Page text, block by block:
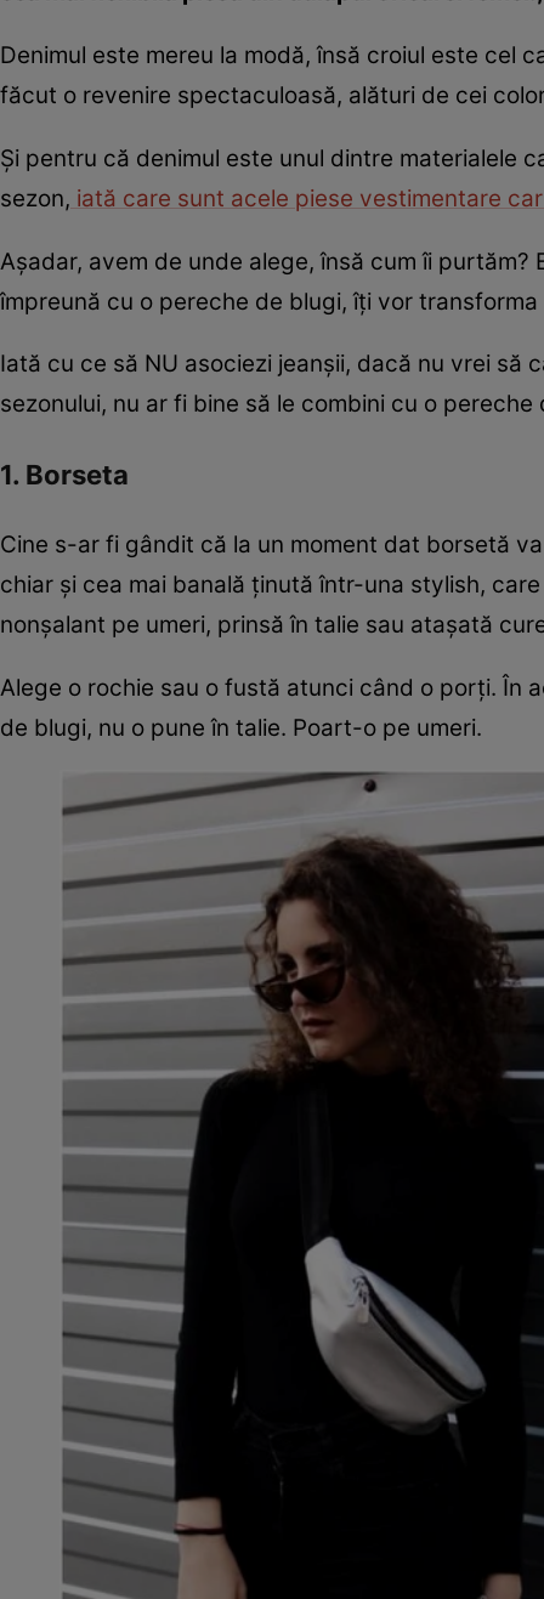
Denimul este mereu la modă, însă croiul este cel
făcut o revenire spectaculoasă, alături de cei
Şi pentru că denimul este unul dintre materialele
sezon, iată care sunt acele piese vestimentare
Aşadar, avem de unde alege, însă cum îi
împreună cu o pereche de blugi, îţi vor
Iată cu ce să NU asociezi jeanşii, dacă nu vrei să
sezonului, nu ar fi bine să le combini cu o pereche
1. Borseta
Cine s-ar fi gândit că la un moment dat borsetă
chiar şi cea mai banală ţinută într-una stylish,
nonşalant pe umeri, prinsă în talie sau ataşată
Alege o rochie sau o fustă atunci când o porţi. În
de blugi, nu o pune în talie. Poart-o pe umeri.